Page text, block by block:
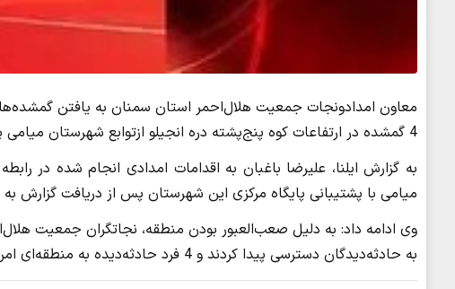
معاون امدادونجات جمعیت هلال‌احمر استان سمنان به یافتن
4 گمشده در ارتفاعات کوه پنج‌پشته دره انجیلو ازتوابع شهرستان میامی پیدا شدند.
به گزارش ایلنا، علیرضا باغبان به اقدامات امدادی انجام شده در
میامی با پشتیبانی پایگاه مرکزی این شهرستان پس از دریافت گزارش
به حادثه‌دیدگان دسترسی پیدا کردند و 4 فرد حادثه‌دیده به منطقه‌ای امن منتقل شدند.